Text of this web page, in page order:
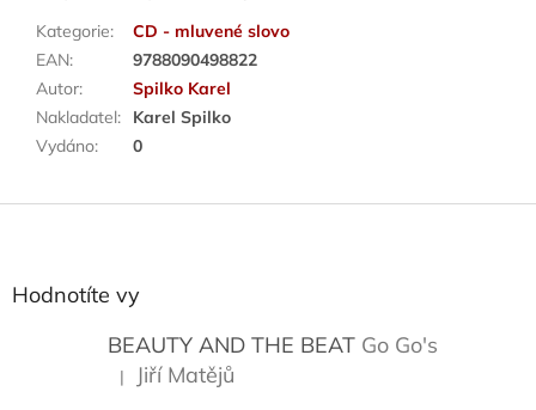
Kategorie:
CD - mluvené slovo
EAN:
9788090498822
Autor:
Spilko Karel
Nakladatel:
Karel Spilko
Vydáno: 0
Z
Hodnotíte vy
BEAUTY AND THE BEAT Go Go's
Hodnocení produktu je 5 z 5 hvězdiček.
| Jiří Matějů